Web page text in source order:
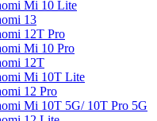
Mi 10 Lite
13
12T Pro
Mi 10 Pro
12T
Mi 10T Lite
12 Pro
Mi 10T 5G/ 10T Pro 5G